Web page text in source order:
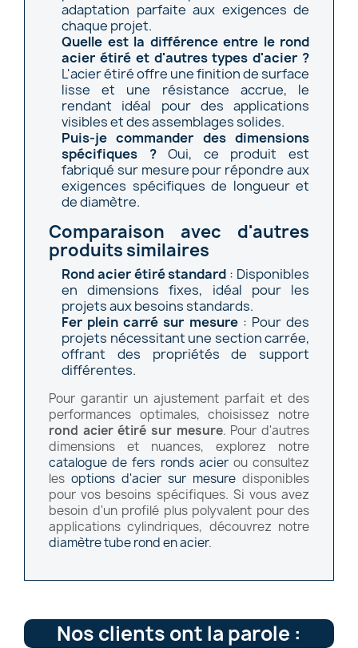
adaptation parfaite aux exigences de
chaque projet.
Quelle est la différence entre le rond
acier étiré et d'autres types d'acier ?
L'acier étiré offre une finition de surface
lisse et une résistance accrue, le
rendant idéal pour des applications
visibles et des assemblages solides.
Puis-je commander des dimensions
spécifiques ?Oui, ce produit est
fabriqué sur mesure pour répondre aux
exigences spécifiques de longueur et
de diamètre.
Comparaison avec d'autres
produits similaires
Rond acier étiré standard : Disponibles
en dimensions fixes, idéal pour les
projets aux besoins standards.
Fer plein carré sur mesure: Pour des
projets nécessitant une section carrée,
offrant des propriétés de support
différentes.
Pour garantir un ajustement parfait et des
performances optimales, choisissez notre
rond acier étiré sur mesure. Pour d'autres
dimensions et nuances, explorez notre
catalogue de fers ronds acierou consultez
les options d'acier sur mesure disponibles
pour vos besoins spécifiques. Si vous avez
besoin d'un profilé plus polyvalent pour des
applications cylindriques, découvrez notre
diamètre tube rond en acier.
Nos clients ont la parole :